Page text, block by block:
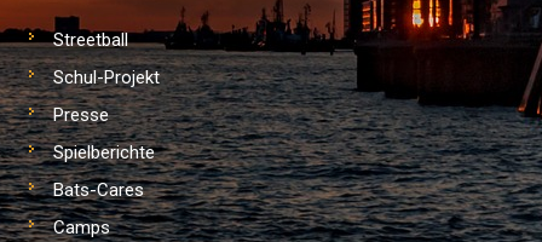
Streetball
Schul-Projekt
Presse
Spielberichte
Bats-Cares
Camps